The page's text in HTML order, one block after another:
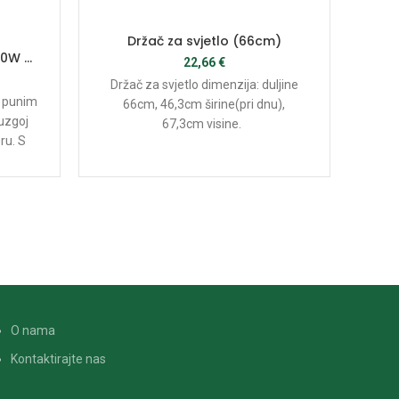
–
punim
S
Držač za svjetlo (66cm)
22,66€
Držač za svjetlo dimenzija: duljine
66cm, 46,3cm širine(pri dnu),
67,3cm visine.
O nama
Kontaktirajte nas